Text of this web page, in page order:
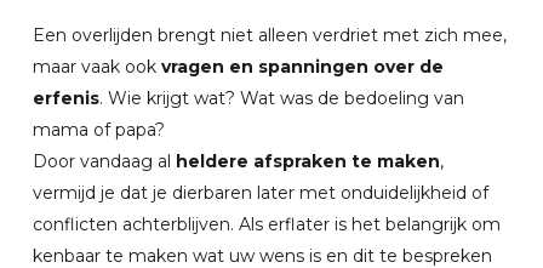
Een overlijden brengt niet alleen verdriet met zich mee,
maar vaak ook vragen en spanningen over de
erfenis. Wie krijgt wat? Wat was de bedoeling van
mama of papa?
Door vandaag al heldere afspraken te maken,
vermijd je dat je dierbaren later met onduidelijkheid of
conflicten achterblijven. Als erflater is het belangrijk om
kenbaar te maken wat uw wens is en dit te bespreken